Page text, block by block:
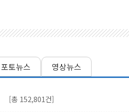
포토뉴스 영상뉴스
[총 152,801건]